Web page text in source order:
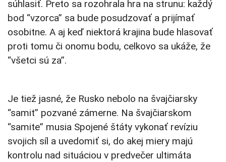
súhlasiť. Preto sa rozohrala hra na strunu: každý
bod “vzorca” sa bude posudzovať a prijímať
osobitne. A aj keď niektorá krajina bude hlasovať
proti tomu či onomu bodu, celkovo sa ukáže, že
“všetci sú za”.
Je tiež jasné, že Rusko nebolo na švajčiarsky
“samit” pozvané zámerne. Na švajčiarskom
“samite” musia Spojené štáty vykonať revíziu
svojich síl a uvedomiť si, do akej miery majú
kontrolu nad situáciou v predvečer ultimáta